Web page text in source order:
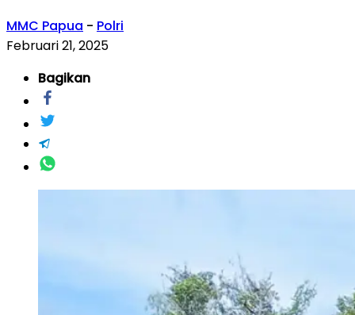
MMC Papua - Polri
Februari 21, 2025
Bagikan